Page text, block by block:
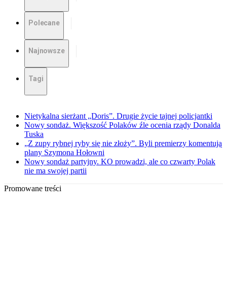
Polecane
Najnowsze
Tagi
Nietykalna sierżant „Doris”. Drugie życie tajnej policjantki
Nowy sondaż. Większość Polaków źle ocenia rządy Donalda
Tuska
„Z zupy rybnej ryby się nie złoży”. Byli premierzy komentują
plany Szymona Hołowni
Nowy sondaż partyjny. KO prowadzi, ale co czwarty Polak
nie ma swojej partii
Promowane treści